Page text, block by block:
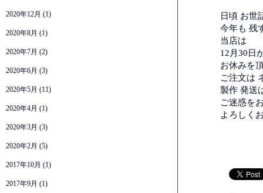
日頃 お世
今年も 残
当店は
12月30日
お休みを
ご注文は
製作 発送
ご迷惑を
よろしく
2020年12月 (1)
2020年8月 (1)
2020年7月 (2)
2020年6月 (3)
2020年5月 (11)
2020年4月 (1)
2020年3月 (3)
2020年2月 (5)
2017年10月 (1)
2017年9月 (1)